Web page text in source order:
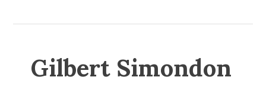
Gilbert Simondon